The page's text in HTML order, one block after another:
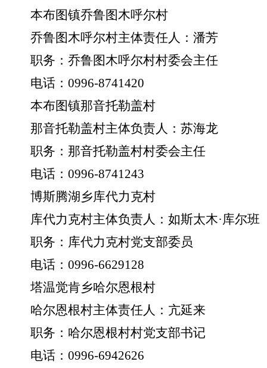
本布图镇乔鲁图木呼尔村
乔鲁图木呼尔村主体责任人：潘芳
职务：乔鲁图木呼尔村村委会主任
电话： 0996-8741420
本布图镇那音托勒盖村
那音托勒盖村主体负责人：苏海龙
职务：那音托勒盖村村委会主任
电话： 0996-8741243
博斯腾湖乡库代力克村
库代力克村主体负责人：如斯太木·库尔班
职务：库代力克村党支部委员
电话： 0996-6629128
塔温觉肯乡哈尔恩根村
哈尔恩根村主体责任人：亢延来
职务：哈尔恩根村村党支部书记
电话： 0996-6942626